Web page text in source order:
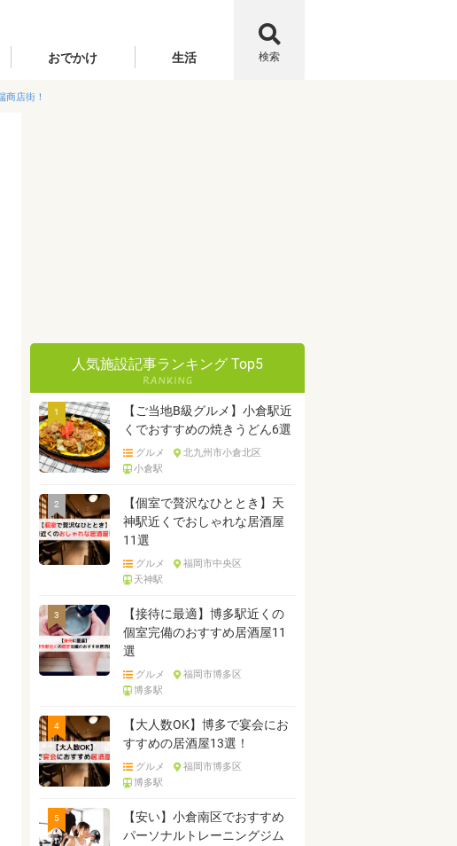
おでかけ 生活 検索
商店街！
人気施設記事ランキング Top5
1
【ご当地B級グルメ】小倉駅近
くでおすすめの焼きうどん6選
グルメ
北九州市小倉北区
小倉駅
2
【個室で贅沢なひととき】天
神駅近くでおしゃれな居酒屋
11選
グルメ
福岡市中央区
天神駅
3
【接待に最適】博多駅近くの
個室完備のおすすめ居酒屋11
選
グルメ
福岡市博多区
博多駅
4
【大人数OK】博多で宴会にお
すすめの居酒屋13選！
グルメ
福岡市博多区
博多駅
5
【安い】小倉南区でおすすめ
パーソナルトレーニングジム